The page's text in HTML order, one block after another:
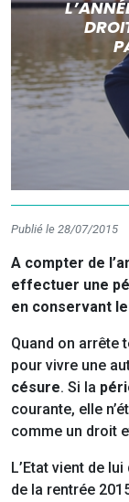
Publié le 28/07/2015
A compter de
effectuer une
en conservant
Quand on arrête
pour vivre une
césure. Si la
courante, elle
comme un droit
L’Etat vient de
de la rentrée